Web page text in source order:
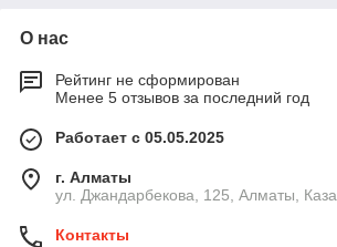
О нас
Рейтинг не сформирован
Менее 5 отзывов за последний год
Работает с 05.05.2025
г. Алматы
ул. Джандарбекова, 125, Алматы,
Контакты